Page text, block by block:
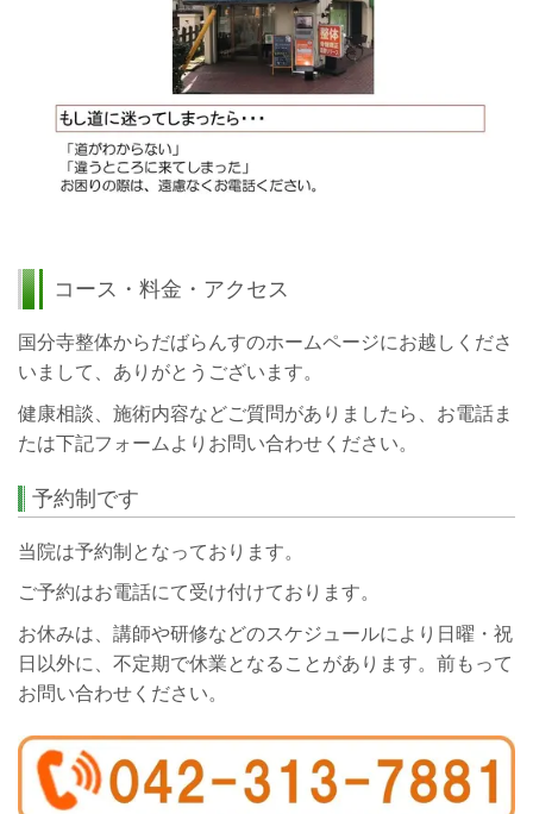
コース・料金・アクセス
国分寺整体からだばらんすのホームページにお越しくださ
いまして、ありがとうございます。
健康相談、施術内容などご質問がありましたら、お電話ま
たは下記フォームよりお問い合わせください。
予約制です
当院は予約制となっております。
ご予約はお電話にて受け付けております。
お休みは、講師や研修などのスケジュールにより日曜・祝
日以外に、不定期で休業となることがあります。前もって
お問い合わせください。